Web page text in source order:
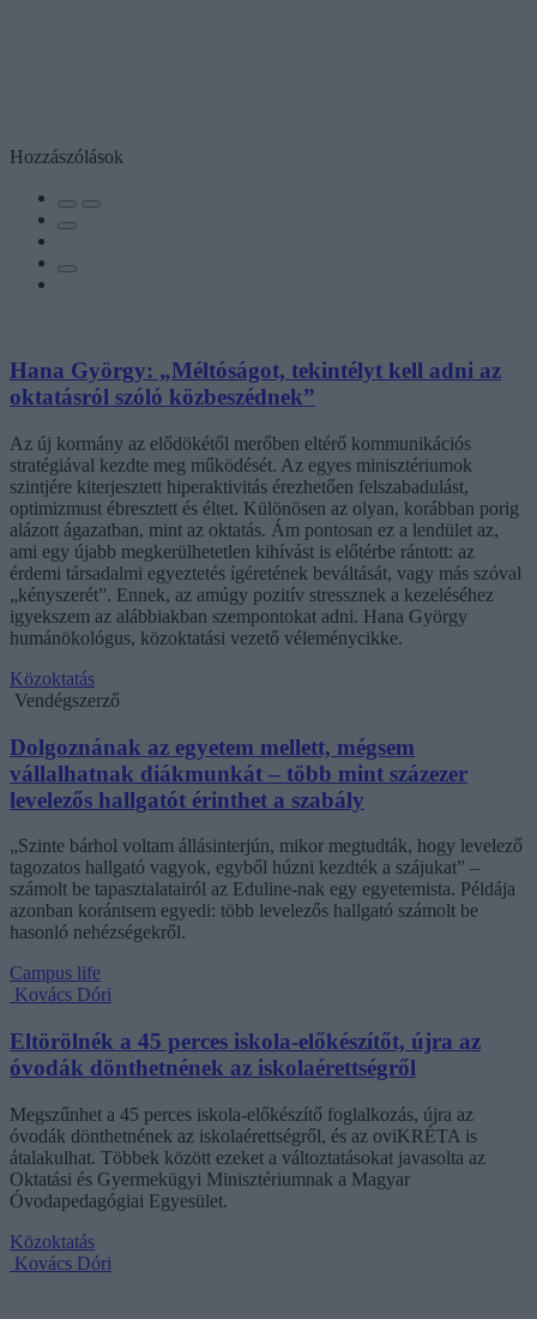
Hozzászólások
Hana György: „Méltóságot, tekintélyt kell adni az
oktatásról szóló közbeszédnek”
Az új kormány az elődökétől merőben eltérő kommunikációs
stratégiával kezdte meg működését. Az egyes minisztériumok
szintjére kiterjesztett hiperaktivitás érezhetően felszabadulást,
optimizmust ébresztett és éltet. Különösen az olyan, korábban porig
alázott ágazatban, mint az oktatás. Ám pontosan ez a lendület az,
ami egy újabb megkerülhetetlen kihívást is előtérbe rántott: az
érdemi társadalmi egyeztetés ígéretének beváltását, vagy más szóval
„kényszerét”. Ennek, az amúgy pozitív stressznek a kezeléséhez
igyekszem az alábbiakban szempontokat adni. Hana György
humánökológus, közoktatási vezető véleménycikke.
Közoktatás
Vendégszerző
Dolgoznának az egyetem mellett, mégsem
vállalhatnak diákmunkát – több mint százezer
levelezős hallgatót érinthet a szabály
„Szinte bárhol voltam állásinterjún, mikor megtudták, hogy levelező
tagozatos hallgató vagyok, egyből húzni kezdték a szájukat” –
számolt be tapasztalatairól az Eduline-nak egy egyetemista. Példája
azonban korántsem egyedi: több levelezős hallgató számolt be
hasonló nehézségekről.
Campus life
Kovács Dóri
Eltörölnék a 45 perces iskola-előkészítőt, újra az
óvodák dönthetnének az iskolaérettségről
Megszűnhet a 45 perces iskola-előkészítő foglalkozás, újra az
óvodák dönthetnének az iskolaérettségről, és az oviKRÉTA is
átalakulhat. Többek között ezeket a változtatásokat javasolta az
Oktatási és Gyermekügyi Minisztériumnak a Magyar
Óvodapedagógiai Egyesület.
Közoktatás
Kovács Dóri